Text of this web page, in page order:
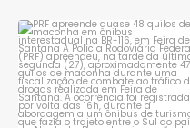
PRF apreende quase 48 quilos
de maconha em ônibus...
1 0